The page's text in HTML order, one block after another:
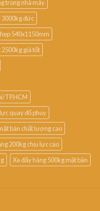
trong nhà máy
3000kg đức
540x1150mm
2500kg giá tốt
TP.HCM
quay đổ phuy
bàn chất lượng cao
200kg chịu lực cao
Xe đẩy hàng 500kg mặt bàn